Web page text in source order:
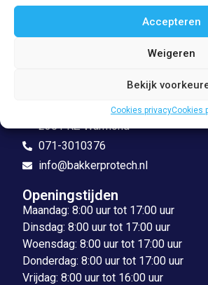
Accepteren
Weigeren
Bekijk
Cookies privacyCookies
2361 KZ Warmond
071-3010376
info@bakkerprotech.nl
Openingstijden
Maandag: 8:00 uur tot 17:00 uur
Dinsdag: 8:00 uur tot 17:00 uur
Woensdag: 8:00 uur tot 17:00 uur
Donderdag: 8:00 uur tot 17:00 uur
Vrijdag: 8:00 uur tot 16:00 uur